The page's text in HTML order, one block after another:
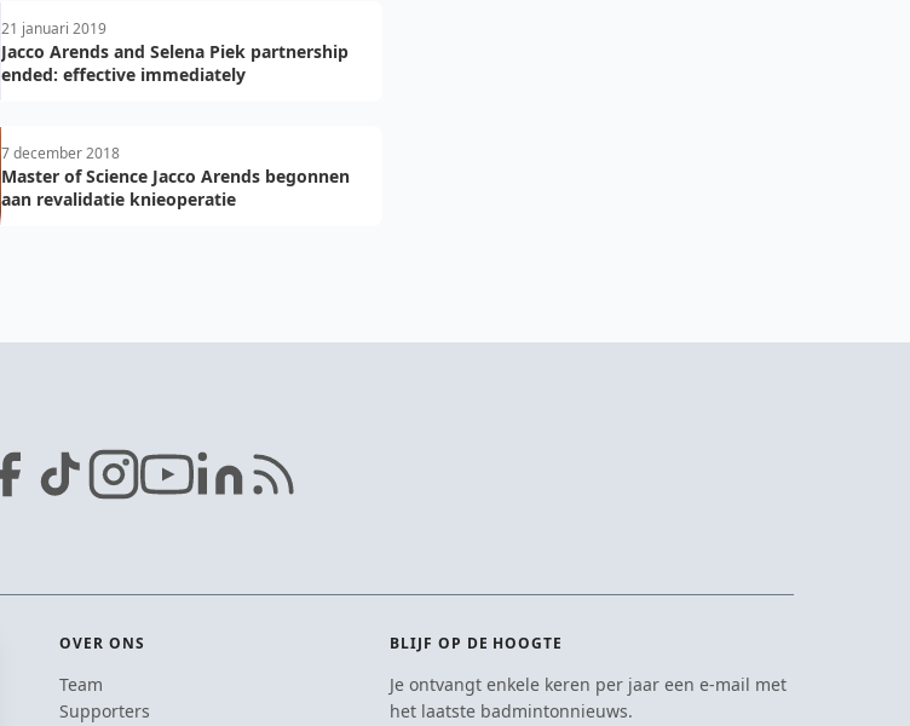
21 januari 2019
Jacco Arends and Selena Piek partnership
ended: effective immediately
7 december 2018
Master of Science Jacco Arends begonnen
aan revalidatie knieoperatie
OVER ONS
Team
Supporters
BLIJF OP DE HOOGTE
Je ontvangt enkele keren per jaar een e-mail met
het laatste badmintonnieuws.